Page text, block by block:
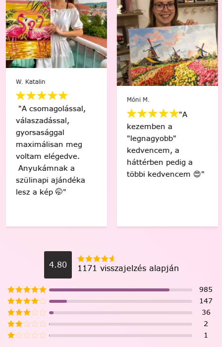
W. Katalin
"A csomagolással,
válaszadással,
gyorsasággal
maximálisan meg
voltam elégedve.
Anyukámnak a
szülinapi ajándéka
lesz a kép 🤭"
Móni M.
"A
kezemben a
"legnagyobb"
kedvencem, a
háttérben pedig a
többi kedvencem 😍"
4.80 1171 visszajelzés alapján
985
147
36
2
1